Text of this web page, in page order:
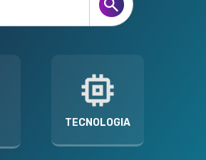
TECNOLOGIA